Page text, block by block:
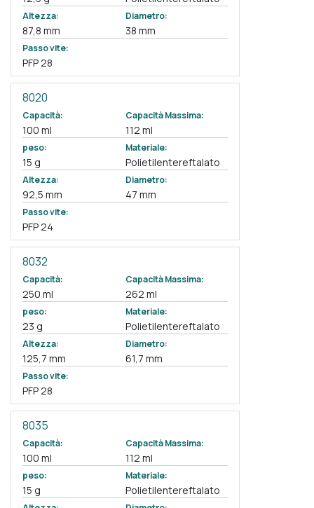
Altezza:
87,8 mm
Diametro:
38 mm
Passo vite:
PFP 28
8020
Capacità:
100 ml
Capacità Massima:
112 ml
peso:
15 g
Materiale:
Polietilentereftalato
Altezza:
92,5 mm
Diametro:
47 mm
Passo vite:
PFP 24
8032
Capacità:
250 ml
Capacità Massima:
262 ml
peso:
23 g
Materiale:
Polietilentereftalato
Altezza:
125,7 mm
Diametro:
61,7 mm
Passo vite:
PFP 28
8035
Capacità:
100 ml
Capacità Massima:
112 ml
peso:
15 g
Materiale:
Polietilentereftalato